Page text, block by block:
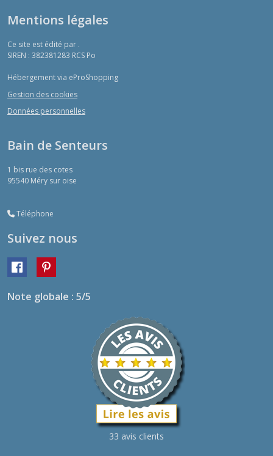
Mentions légales
Ce site est édité par .
SIREN : 382381283 RCS Po
Hébergement via eProShopping
Gestion des cookies
Données personnelles
Bain de Senteurs
1 bis rue des cotes
95540 Méry sur oise
Téléphone
Suivez nous
Note globale : 5/5
33 avis clients